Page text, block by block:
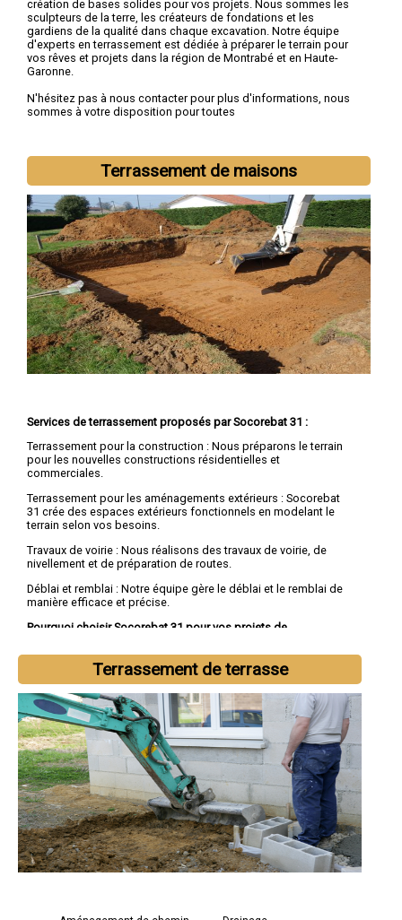
création de bases solides pour vos projets. Nous sommes les
sculpteurs de la terre, les créateurs de fondations et les
gardiens de la qualité dans chaque excavation. Notre équipe
d'experts en terrassement est dédiée à préparer le terrain pour
vos rêves et projets dans la région de Montrabé et en Haute-
Garonne.
N'hésitez pas à nous contacter pour plus d'informations, nous
sommes à votre disposition pour toutes
Nous intervenons aussi dans les villes suivantes :Toulouse,
Colomiers,Tournefeuille Muret,Blagnac,Cugnaux,Plaisance-
du-Touch ,Balma,Ramonville-Saint-Agne,Saint-Gaudens
Terrassement de maisons
Services de terrassement proposés par Socorebat 31 :
Terrassement pour la construction : Nous préparons le terrain
pour les nouvelles constructions résidentielles et
commerciales.
Terrassement pour les aménagements extérieurs : Socorebat
31 crée des espaces extérieurs fonctionnels en modelant le
terrain selon vos besoins.
Travaux de voirie : Nous réalisons des travaux de voirie, de
nivellement et de préparation de routes.
Déblai et remblai : Notre équipe gère le déblai et le remblai de
manière efficace et précise.
Pourquoi choisir Socorebat 31 pour vos projets de
Expertise technique : Notre équipe d'experts possède une
connaissance approfondie des techniques de terrassement et
des équipements les plus avancés.
Engagement envers la qualité : Socorebat 31 s'engage à fournir
des services de terrassement de haute qualité, en respectant
les délais et les budgets.
Responsabilité environnementale : Nous travaillons dans le
respect de l'environnement et mettons en place des pratiques
durables sur nos chantiers.
Terrassement de terrasse